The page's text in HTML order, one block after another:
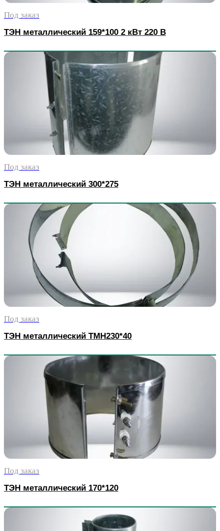
Под заказ
ТЭН металлический 159*100 2 кВт 220 В
Под заказ
ТЭН металлический 300*275
Под заказ
ТЭН металлический TMH230*40
Под заказ
ТЭН металлический 170*120